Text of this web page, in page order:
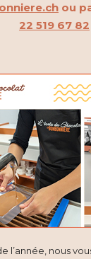
ou
22 519 67 82
l’année, nous